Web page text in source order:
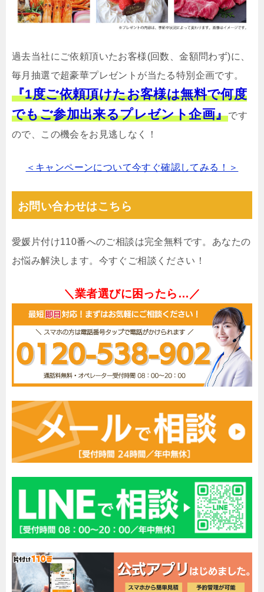
過去当社にご依頼頂いたお客様(回数、金額問わず)に、
毎月抽選で超豪華プレゼントが当たる特別企画です。
『1度ご依頼頂けたお客様は無料で何度
でもご参加出来るプレゼント企画』です
ので、この機会をお見逃しなく！
＜キャンペーンについて今すぐ確認してみる！＞
お問い合わせはこちら
愛媛片付け110番へのご相談は完全無料です。あなたの
お悩み解決します。今すぐご相談ください！
＼業者選びに困ったら…／